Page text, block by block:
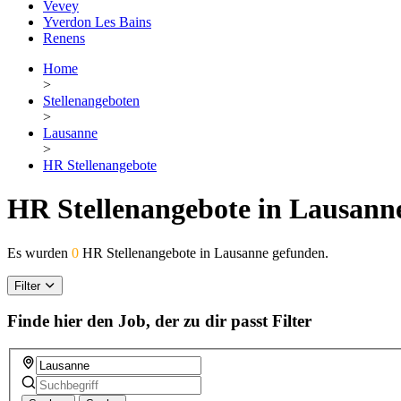
Vevey
Yverdon Les Bains
Renens
Home
>
Stellenangeboten
>
Lausanne
>
HR Stellenangebote
HR Stellenangebote in
Es wurden 0 HR Stellenangebote in Lausanne gefunden.
Filter
Finde hier den Job, der zu dir passt Filter